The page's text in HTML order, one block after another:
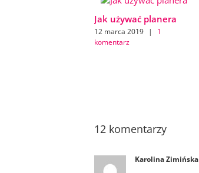
Jak używać planera
12 marca 2019 |
1
komentarz
12 komentarzy
Karolina Zimińska